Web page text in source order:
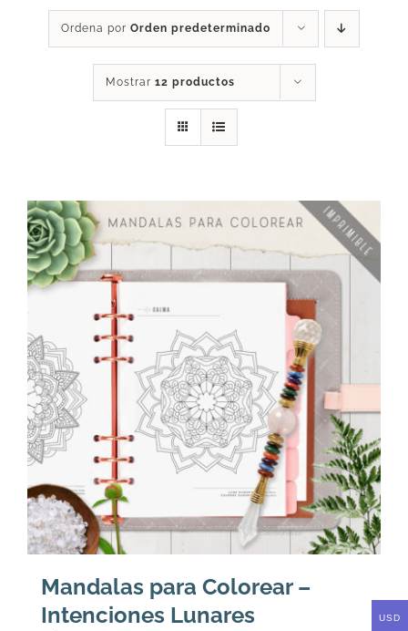
SERVICIOS
PRODUCTOS
ARTÍCULOS
ACERCA
CONTACTO
Carrito
Ordena por Orden predeterminado
Mostrar 12 productos
Mandalas para Colorear –
Intenciones Lunares
USD